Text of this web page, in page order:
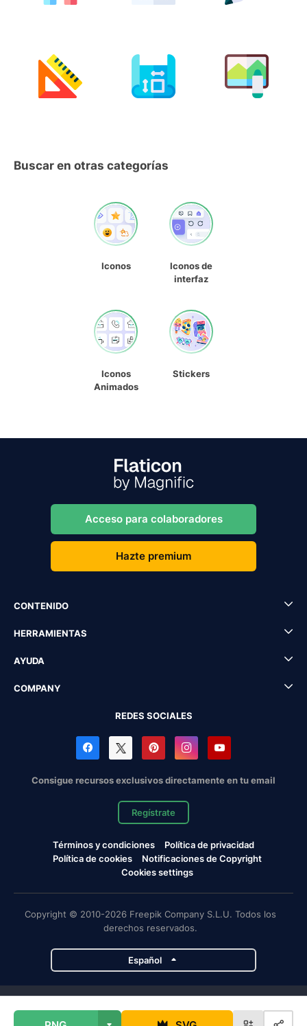
Buscar en otras categorías
Iconos
Iconos de
interfaz
Iconos
Animados
Stickers
Acceso para colaboradores
Hazte premium
CONTENIDO
HERRAMIENTAS
AYUDA
COMPANY
REDES SOCIALES
Consigue recursos exclusivos directamente en tu email
Regístrate
Términos y condiciones
Política de privacidad
Política de cookies
Notificaciones de Copyright
Cookies settings
Copyright © 2010-2026 Freepik Company S.L.U. Todos los
derechos reservados.
Español